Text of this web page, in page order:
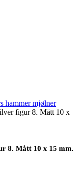
hammer mjølner
figur 8. Mått 10 x
8. Mått 10 x 15 mm.